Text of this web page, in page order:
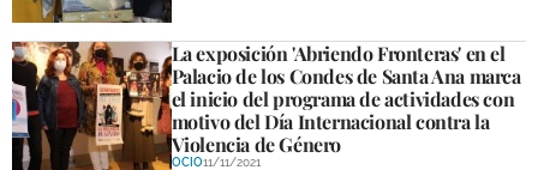
La exposición 'Abriendo Fronteras' en el
Palacio de los Condes de Santa Ana marca
el inicio del programa de actividades con
motivo del Día Internacional contra la
Violencia de Género
OCIO11/11/2021